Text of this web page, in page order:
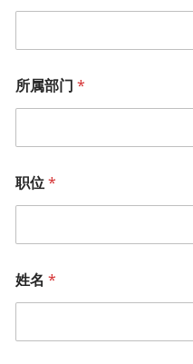
所属部门 *
职位*
姓名 *